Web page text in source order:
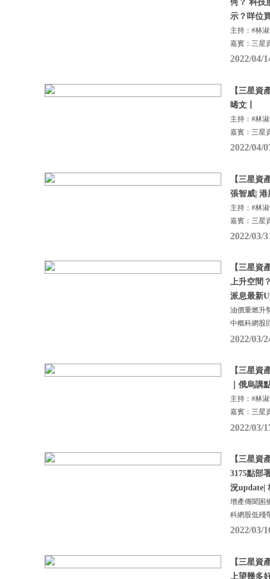
何？ 科技
示？咩位
主持：#林
嘉賓：三星
2022/04/
【三星資
晞文丨
主持：#林
嘉賓：三星
2022/04/
【三星資
張智威| 港
主持：#林
嘉賓：三星
2022/03/
【三星資
上升空間
派息最新
油價重燃升
中概科網股
2022/03/
【三星資
｜俄烏講
主持：#林
嘉賓：三星
2022/03/
【三星資
3175點部
況update|
增產傳聞困
科網股低殘
2022/03/
【三星資
上望幾多